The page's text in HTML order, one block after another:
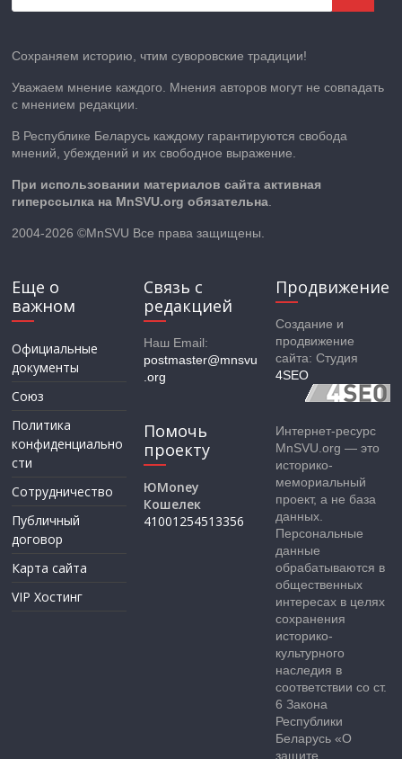
Сохраняем историю, чтим суворовские традиции!
Уважаем мнение каждого. Мнения авторов могут не совпадать
с мнением редакции.
В Республике Беларусь каждому гарантируются свобода
мнений, убеждений и их свободное выражение.
При использовании материалов сайта активная
гиперссылка на MnSVU.org обязательна
2004-2026 ©MnSVU Все права защищены.
Еще о
важном
Официальные
документы
Союз
Политика
конфиденциально
сти
Сотрудничество
Публичный
договор
Карта сайта
VIP Хостинг
Связь с
редакцией
Наш Email:
postmaster@mnsvu
.org
Помочь
проекту
ЮMoney
Кошелек
41001254513356
Продвижение
Создание и
продвижение
сайта: Студия
4SEO
Интернет-ресурс
MnSVU.org — это
историко-
мемориальный
проект, а не база
данных.
Персональные
данные
обрабатываются в
общественных
интересах в целях
сохранения
историко-
культурного
наследия в
соответствии со ст.
6 Закона
Республики
Беларусь «О
защите